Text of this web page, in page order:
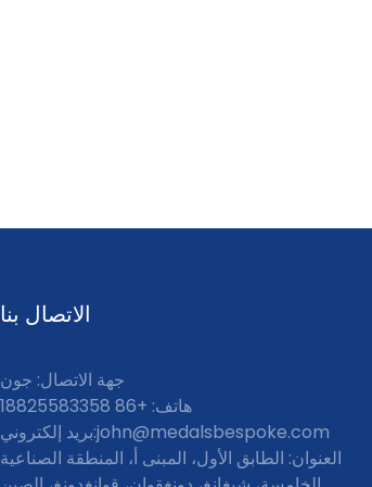
الاتصال بنا
جهة الاتصال: جون
هاتف: +86 18825583358
بريد إلكتروني:john@medalsbespoke.com
العنوان: الطابق الأول، المبنى أ، المنطقة الصناعية